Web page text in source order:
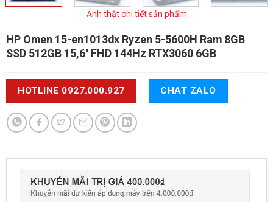
Ảnh thật chi tiết sản phẩm
HP Omen 15-en1013dx Ryzen 5-5600H Ram 8GB
SSD 512GB 15,6'' FHD 144Hz RTX3060 6GB
HOTLINE 0927.000.927 CHAT ZALO